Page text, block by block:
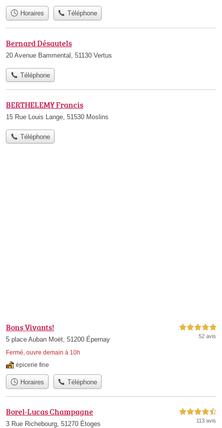
Horaires Téléphone
Bernard Désautels
20 Avenue Bammental, 51130 Vertus
Téléphone
BERTHELEMY Francis
15 Rue Louis Lange, 51530 Moslins
Téléphone
Bons Vivants!
5 place Auban Moët, 51200 Épernay
Fermé, ouvre demain à 10h
5,0 étoiles sur 5
52 avis
épicerie fine
Horaires Téléphone
Borel-Lucas Champagne
3 Rue Richebourg, 51270 Étoges
4,5 étoiles sur 5
113 avis